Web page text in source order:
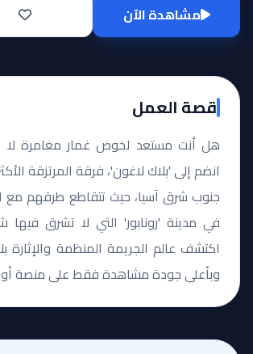
مشاهدة الآن
قصة العمل
هل أنت مستعد لخوض غمار مغامرة لا
انضم إلى 'بلاك لاغون'، فرقة المرتزقة
جنوب شرق آسيا، حيث تتقاطع طرقهم مع
في مدينة 'رونابور' التي لا تشرق
اكتشف عالم الجريمة المنظمة والإثارة
وبأعلى جودة مشاهدة فقط على منصة